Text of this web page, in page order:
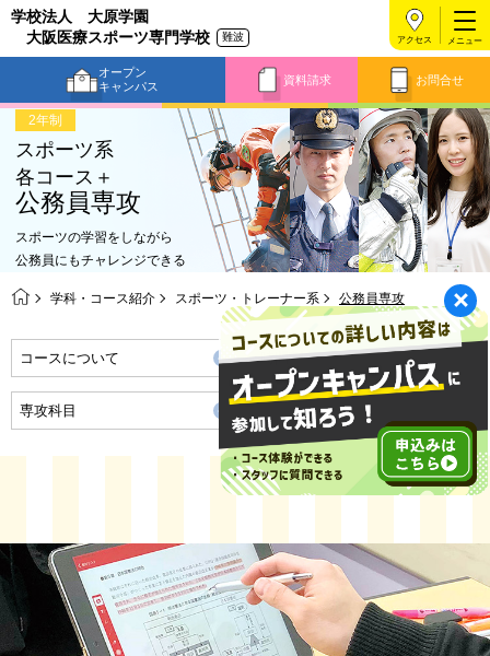
学校法人 大原学園
大阪医療スポーツ専門学校
難波
オープン
キャンパス
資料請求 お問合せ
アクセス
2年制
スポーツ系
各コース＋
公務員専攻
スポーツの学習をしながら
公務員にもチャレンジできる
学科・コース紹介 スポーツ・トレーナー系 公務員専攻
コースについて 時間割
専攻科目